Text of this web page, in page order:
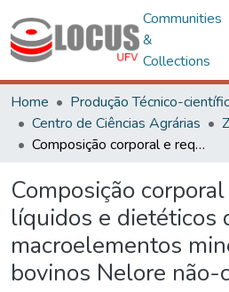
Communities
&
Collections
Home
Produção Técnico-
Centro de Ciências Agrárias
Composição corporal e requisitos líquidos e dietéticos de macroelementos minerais de bovinos Nelore não-castrados
Composição
líquidos e dietéticos
macroelementos
bovinos Nelore não-